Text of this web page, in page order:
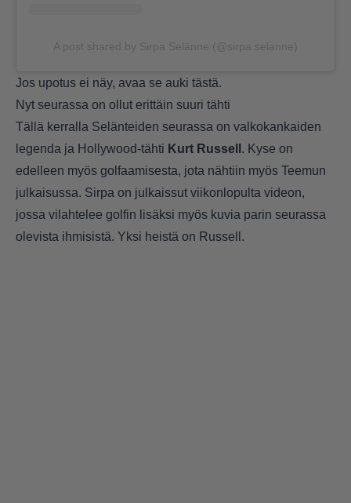
A post shared by Sirpa Selänne (@sirpa.selanne)
Jos upotus ei näy, avaa se auki tästä.
Nyt seurassa on ollut erittäin suuri tähti
Tällä kerralla Selänteiden seurassa on valkokankaiden
legenda ja Hollywood-tähti Kurt Russell . Kyse on
edelleen myös golfaamisesta, jota nähtiin myös Teemun
julkaisussa. Sirpa on julkaissut viikonlopulta videon,
jossa vilahtelee golfin lisäksi myös kuvia parin seurassa
olevista ihmisistä. Yksi heistä on Russell.